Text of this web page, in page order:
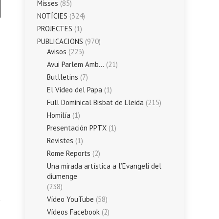
Misses (85)
NOTÍCIES (324)
PROJECTES (1)
PUBLICACIONS (970)
Avisos (223)
Avui Parlem Amb… (21)
Butlletins (7)
El Vídeo del Papa (1)
Full Dominical Bisbat de Lleida (215)
Homilía (1)
Presentación PPTX (1)
Revistes (1)
Rome Reports (2)
Una mirada artística a l’Evangeli del
diumenge
(238)
Vídeo YouTube (58)
Vídeos Facebook (2)